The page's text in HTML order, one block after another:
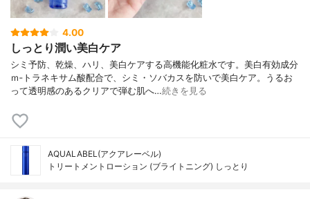
4.00
しっとり潤い美白ケア
シミ予防、乾燥、ハリ、美白ケアする高機能化粧水です。美白有効成分
ｍ‐トラネキサム酸配合で、シミ・ソバカスを防いで美白ケア。うるお
って透明感のあるクリアで弾む肌へ…続きを見る
AQUALABEL(アクアレーベル)
トリートメントローション (ブライトニング) しっとり